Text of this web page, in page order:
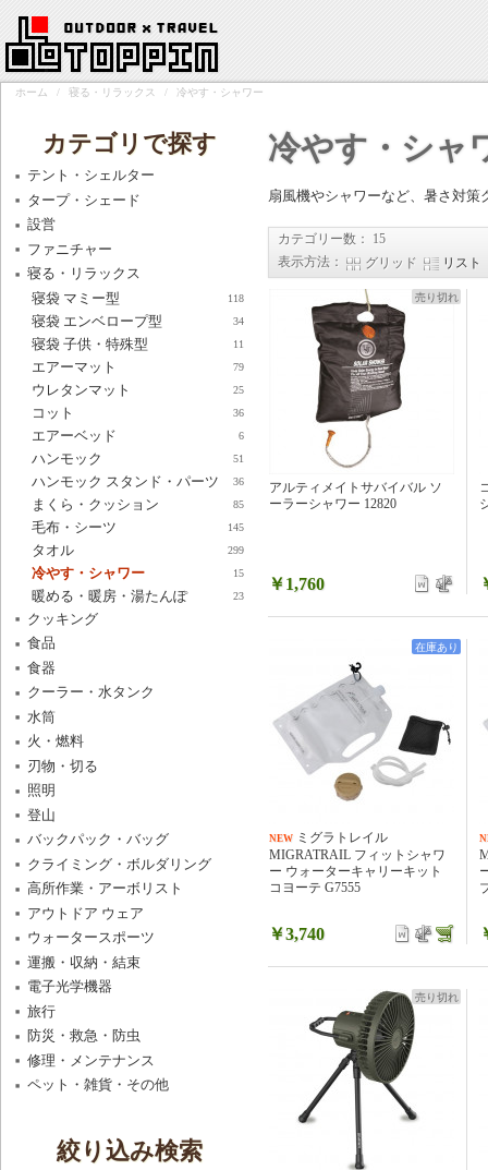
ホーム / 寝る・リラックス / 冷やす・シャワー
冷やす・シャ
扇風機やシャワーなど、暑さ対策
カテゴリー数： 15
表示方法：
グリッド リスト
アルティメイトサバイバル ソ
ーラーシャワー 12820
￥1,760
売り切れ
NEW ミグラトレイル
MIGRATRAIL フィットシャワ
ー ウォーターキャリーキット
コヨーテ G7555
￥3,740
在庫あり
売り切れ
カテゴリで探す
テント・シェルター
タープ・シェード
設営
ファニチャー
寝る・リラックス
寝袋 マミー型
118
寝袋 エンベロープ型 34
寝袋 子供・特殊型 11
エアーマット 79
ウレタンマット 25
コット 36
エアーベッド 6
ハンモック 51
ハンモック スタンド・パーツ 36
まくら・クッション 85
毛布・シーツ 145
タオル 299
冷やす・シャワー 15
暖める・暖房・湯たんぽ 23
クッキング
食品
食器
クーラー・水タンク
水筒
火・燃料
刃物・切る
照明
登山
バックパック・バッグ
クライミング・ボルダリング
高所作業・アーボリスト
アウトドア ウェア
ウォータースポーツ
運搬・収納・結束
電子光学機器
旅行
防災・救急・防虫
修理・メンテナンス
ペット・雑貨・その他
絞り込み検索